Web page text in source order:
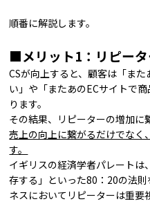
順番に解説します。
■メリット1：リピー
CSが向上すると、顧客は「ま
い」や「またあのECサイトで
ります。
その結果、リピーターの増加に
売上の向上に繋がるだけでなく
す。
イギリスの経済学者パレート
存する」といった80：20の法
ネスにおいてリピーターは重要